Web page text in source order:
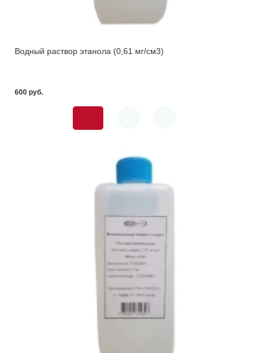
Водный раствор этанола (0,61 мг/см3)
600 pуб.